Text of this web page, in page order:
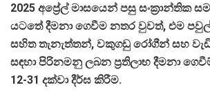
2025 අප්‍රේල් මාසයෙන් පසු සංක්‍රාන්තික
යටතේ දීමනා ගෙවීම නතර වුවත්, එම
සහිත තැනැත්තන්, වකුගඩු රෝගීන් සහ
සඳහා පිරිනමනු ලබන ප්‍රතිලාභ දීමනා
12-31 දක්වා දීර්ඝ කිරීම.